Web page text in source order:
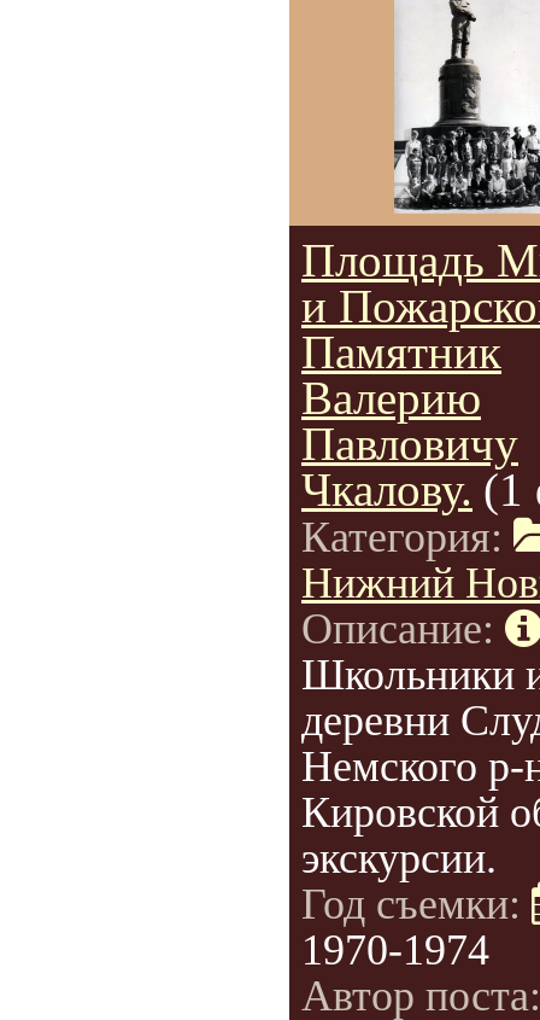
Площадь
и
Памятник
Валерию
Павловичу
Чкалову. (1
Категория:
Нижний
Описание:
Школьники
деревни
Немского р-
Кировской
экскурсии.
Год съемки:
1970-1974
Автор